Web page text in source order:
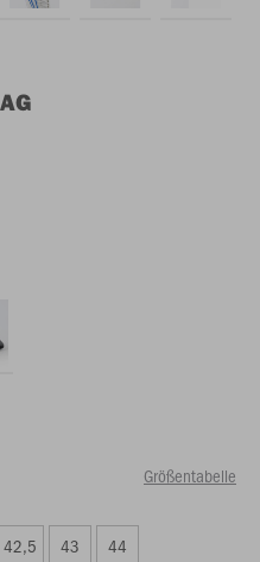
Größentabelle
42,5 43 44